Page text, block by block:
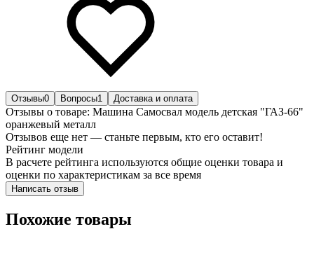
Отзывы0 Вопросы1 Доставка и оплата
Отзывы о товаре: Машина Самосвал модель детская "ГАЗ-66"
оранжевый металл
Отзывов еще нет — станьте первым, кто его оставит!
Рейтинг модели
В расчете рейтинга используются общие оценки товара и
оценки по характеристикам за все время
Написать отзыв
Похожие товары